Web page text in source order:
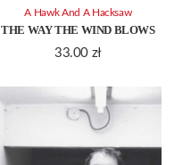
THE WAY THE WIND BLOWS
33.00 zł
A Hawk And A Hacksaw